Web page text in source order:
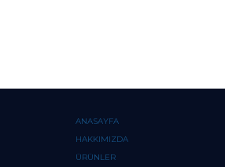
ANASAYFA
HAKKIMIZDA
ÜRÜNLER